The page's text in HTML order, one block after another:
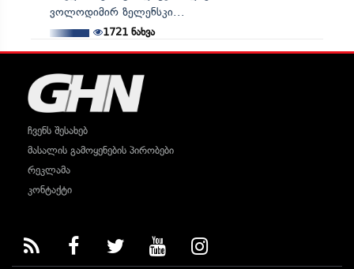
ვოლოდიმირ ზელენსკი...
1721ნახვა
ჩვენს შესახებ
მასალის გამოყენების პირობები
რეკლამა
კონტაქტი